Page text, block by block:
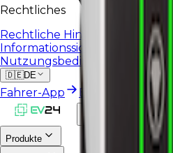
Rechtliches
Rechtliche Hinweise
Informationssicherheitsrichtlinie
Nutzungsbedingungen
🇩🇪DE
Fahrer-App Betreiberportal
Produkte